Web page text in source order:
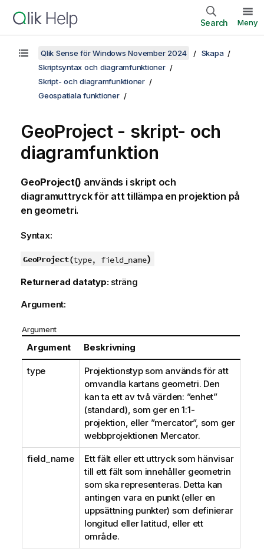
Search Meny
Qlik Sense för Windows November 2024
Skapa
Skriptsyntax och diagramfunktioner
Skript- och diagramfunktioner
Geospatiala funktioner
GeoProject - skript- och
diagramfunktion
GeoProject() används i skript och
diagramuttryck för att tillämpa en projektion på
en geometri.
Syntax:
GeoProject(type, field_name)
Returnerad datatyp: sträng
Argument:
Argument
Argument Beskrivning
type
Projektionstyp som används för att
omvandla kartans geometri. Den
kan ta ett av två värden: ”enhet”
(standard), som ger en 1:1-
projektion, eller ”mercator”, som ger
webbprojektionen Mercator.
field_name
Ett fält eller ett uttryck som hänvisar
till ett fält som innehåller geometrin
som ska representeras. Detta kan
antingen vara en punkt (eller en
uppsättning punkter) som definierar
longitud eller latitud, eller ett
område.